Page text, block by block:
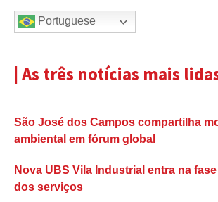
Portuguese
| As três notícias mais
São José dos Campos compartilha
ambiental em fórum global
Nova UBS Vila Industrial entra na
dos serviços